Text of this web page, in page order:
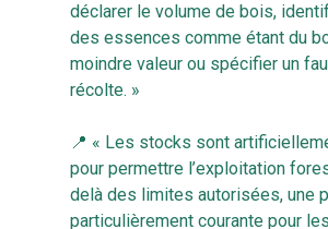
déclarer le volume de bois,
des essences comme étant du
moindre valeur ou spécifier un
récolte. »
📍 « Les stocks sont
pour permettre l’exploitation
delà des limites autorisées, une
particulièrement courante pour